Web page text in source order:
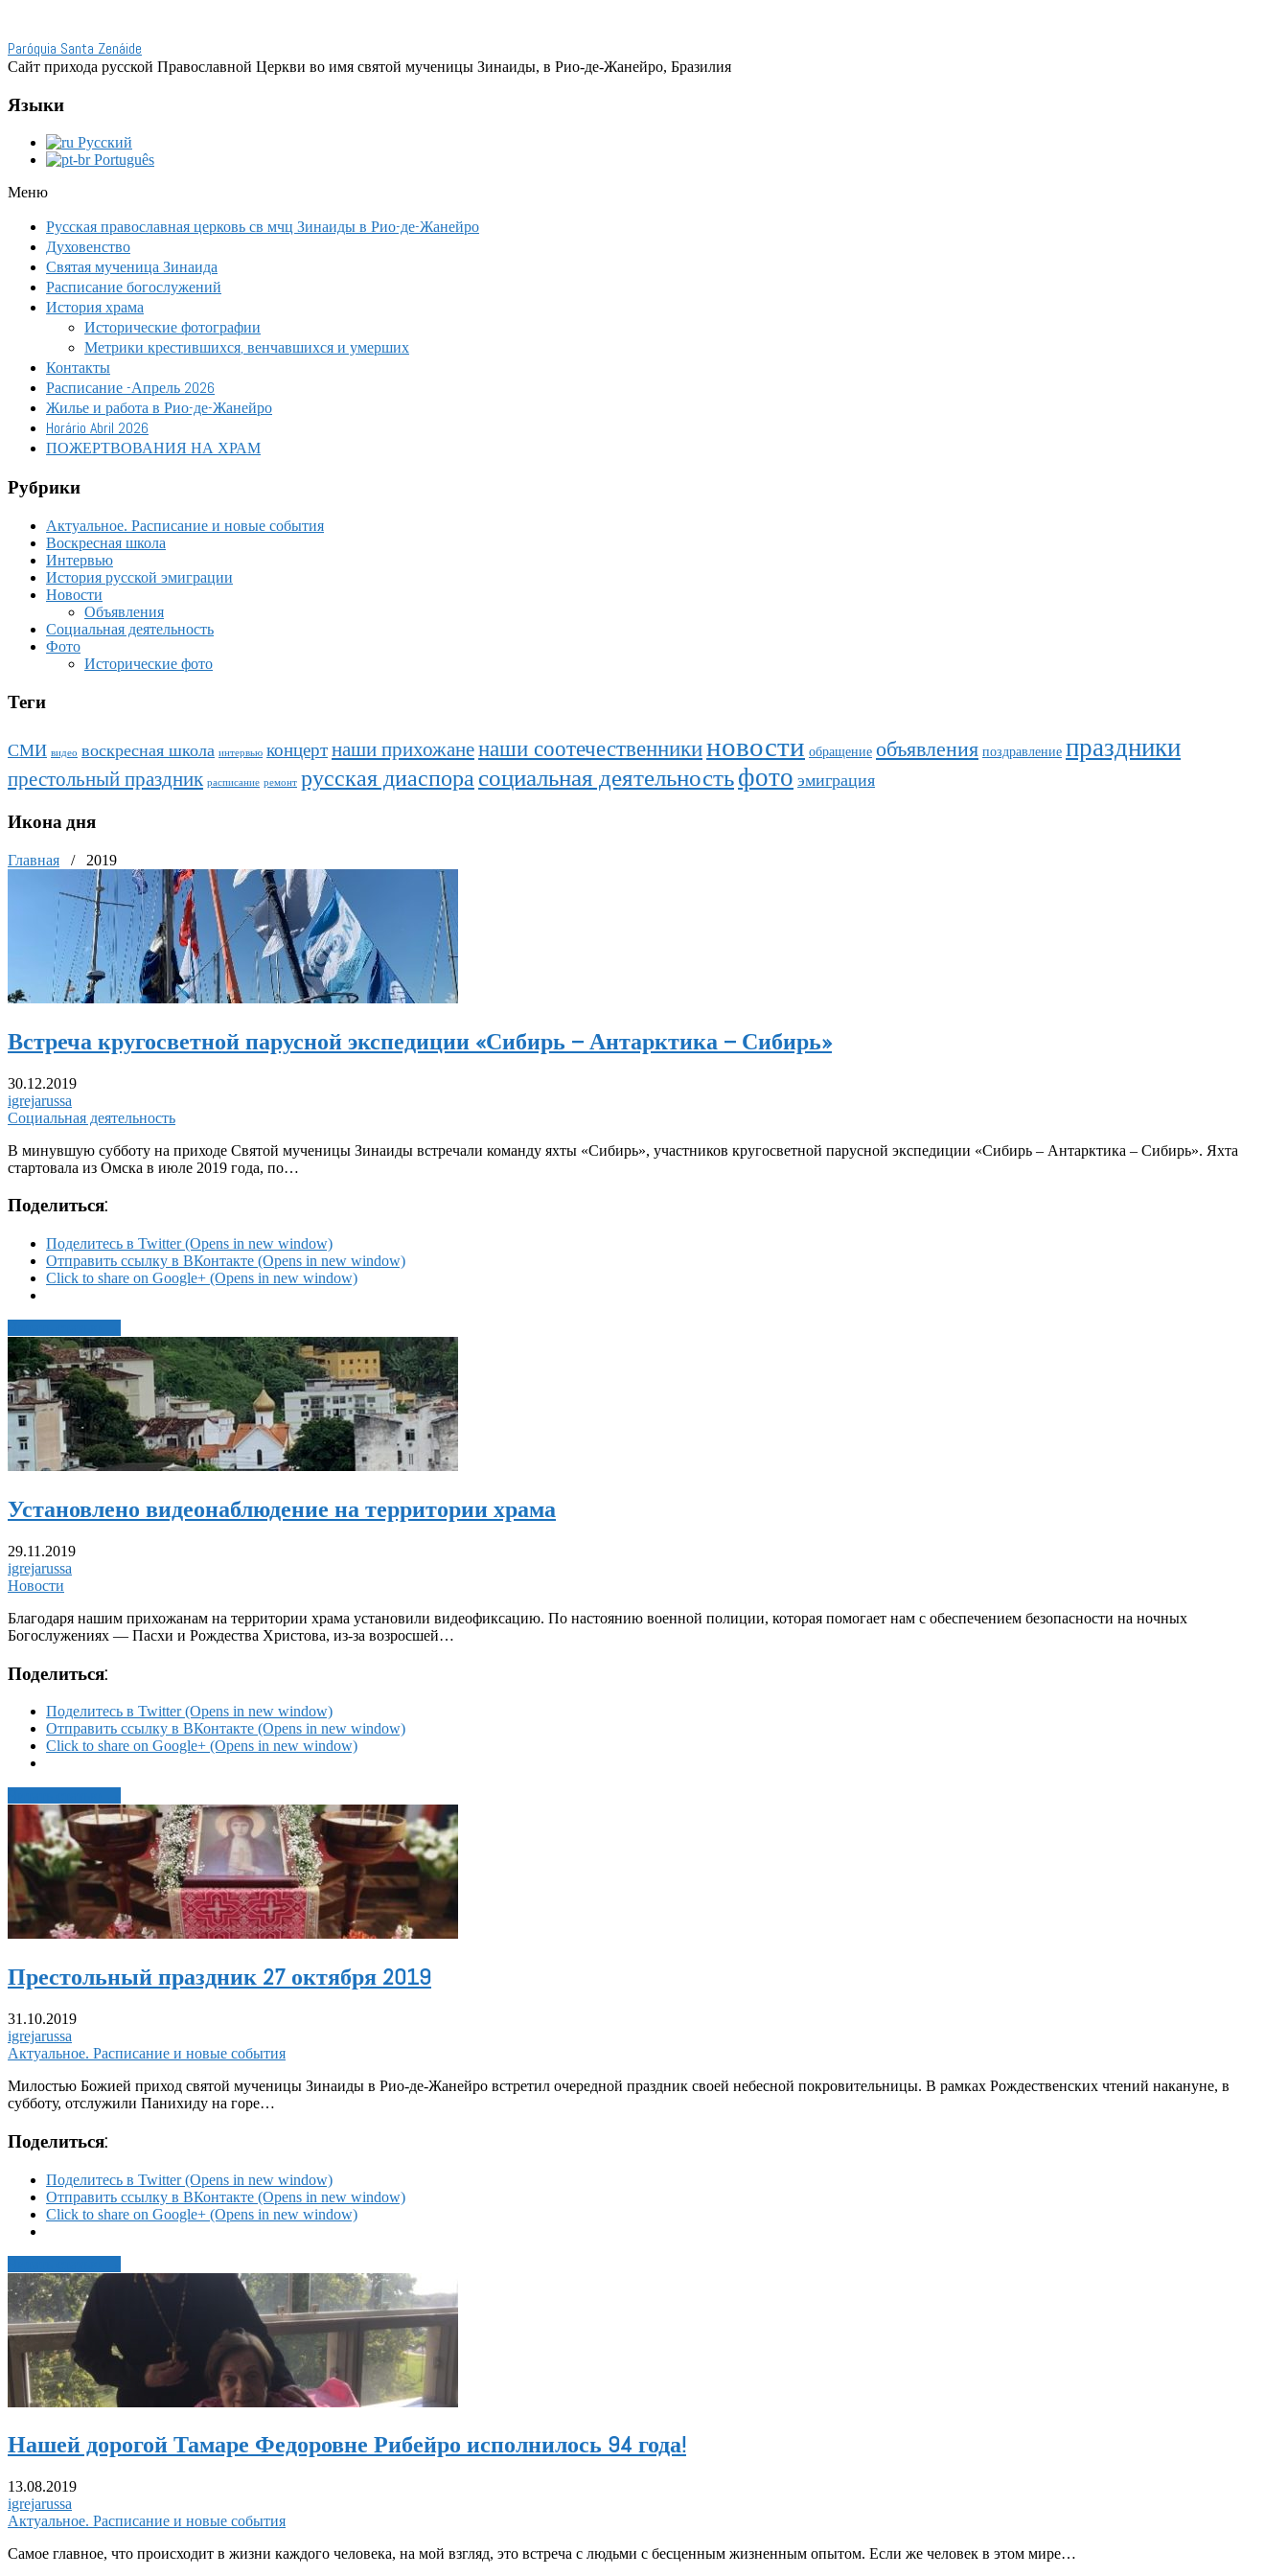
Paróquia Santa Zenáide
Сайт прихода русской Православной Церкви во имя святой мученицы Зинаиды, в Рио-де-Жанейро, Бразилия
Языки
Русский
Português
Меню
Русская православная церковь св мчц Зинаиды в Рио-де-Жанейро
Духовенство
Святая мученица Зинаида
Расписание богослужений
История храма
Исторические фотографии
Метрики крестившихся, венчавшихся и умерших
Контакты
Расписание -Апрель 2026
Жилье и работа в Рио-де-Жанейро
Horário Abril 2026
ПОЖЕРТВОВАНИЯ НА ХРАМ
Рубрики
Актуальное. Расписание и новые события
Воскресная школа
Интервью
История русской эмиграции
Новости
Объявления
Социальная деятельность
Фото
Исторические фото
Теги
СМИ видео воскресная школа интервью концертнаши прихожаненаши соотечественникиновости обращение объявления поздравление праздники
престольный праздник расписание ремонт русская диаспорасоциальная деятельностьфото эмиграция
Икона дня
Главная / 2019
Встреча кругосветной парусной экспедиции «Сибирь – Антарктика – Сибирь»
30.12.2019
igrejarussa
Социальная деятельность
В минувшую субботу на приходе Святой мученицы Зинаиды встречали команду яхты «Сибирь», участников кругосветной парусной экспедиции «Сибирь – Антарктика – Сибирь». Яхта
стартовала из Омска в июле 2019 года, по…
Поделиться:
Поделитесь в Twitter (Opens in new window)
Отправить ссылку в ВКонтакте (Opens in new window)
Click to share on Google+ (Opens in new window)
Установлено видеонаблюдение на территории храма
29.11.2019
igrejarussa
Новости
Благодаря нашим прихожанам на территории храма установили видеофиксацию. По настоянию военной полиции, которая помогает нам с обеспечением безопасности на ночных
Богослужениях — Пасхи и Рождества Христова, из-за возросшей…
Поделиться:
Поделитесь в Twitter (Opens in new window)
Отправить ссылку в ВКонтакте (Opens in new window)
Click to share on Google+ (Opens in new window)
Престольный праздник 27 октября 2019
31.10.2019
igrejarussa
Актуальное. Расписание и новые события
Милостью Божией приход святой мученицы Зинаиды в Рио-де-Жанейро встретил очередной праздник своей небесной покровительницы. В рамках Рождественских чтений накануне, в
субботу, отслужили Панихиду на горе…
Поделиться:
Поделитесь в Twitter (Opens in new window)
Отправить ссылку в ВКонтакте (Opens in new window)
Click to share on Google+ (Opens in new window)
Нашей дорогой Тамаре Федоровне Рибейро исполнилось 94 года!
13.08.2019
igrejarussa
Актуальное. Расписание и новые события
Самое главное, что происходит в жизни каждого человека, на мой взгляд, это встреча с людьми с бесценным жизненным опытом. Если же человек в этом мире…